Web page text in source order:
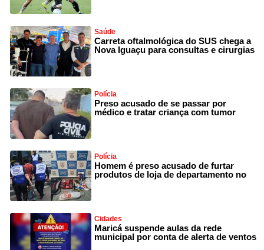
Saúde
Carreta oftalmológica do SUS chega a
Nova Iguaçu para consultas e cirurgias
Polícia
Preso acusado de se passar por
médico e tratar criança com tumor
Polícia
Homem é preso acusado de furtar
produtos de loja de departamento no
Cidades
Maricá suspende aulas da rede
municipal por conta de alerta de ventos